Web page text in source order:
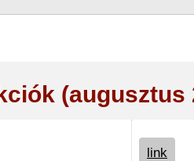
(augusztus
link